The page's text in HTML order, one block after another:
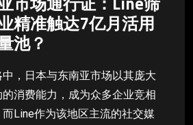
精准触达7亿月活用
池？
，日本与东南亚市场以其庞大
消费能力，成为众多企业竞相
Line作为该地区主流的社交媒